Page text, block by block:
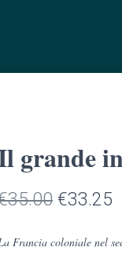
grande
35.00 Il
€33.25
Francia coloniale nel